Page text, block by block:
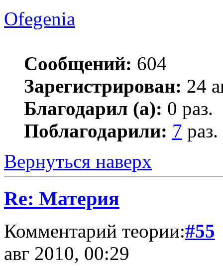
Ofegenia
Сообщений: 604
Зарегистрирован: 24
Благодарил (а): 0 раз.
Поблагодарили: 7 раз.
Вернуться наверх
Re: Материя
Комментарий теории:#55
авг 2010, 00:29